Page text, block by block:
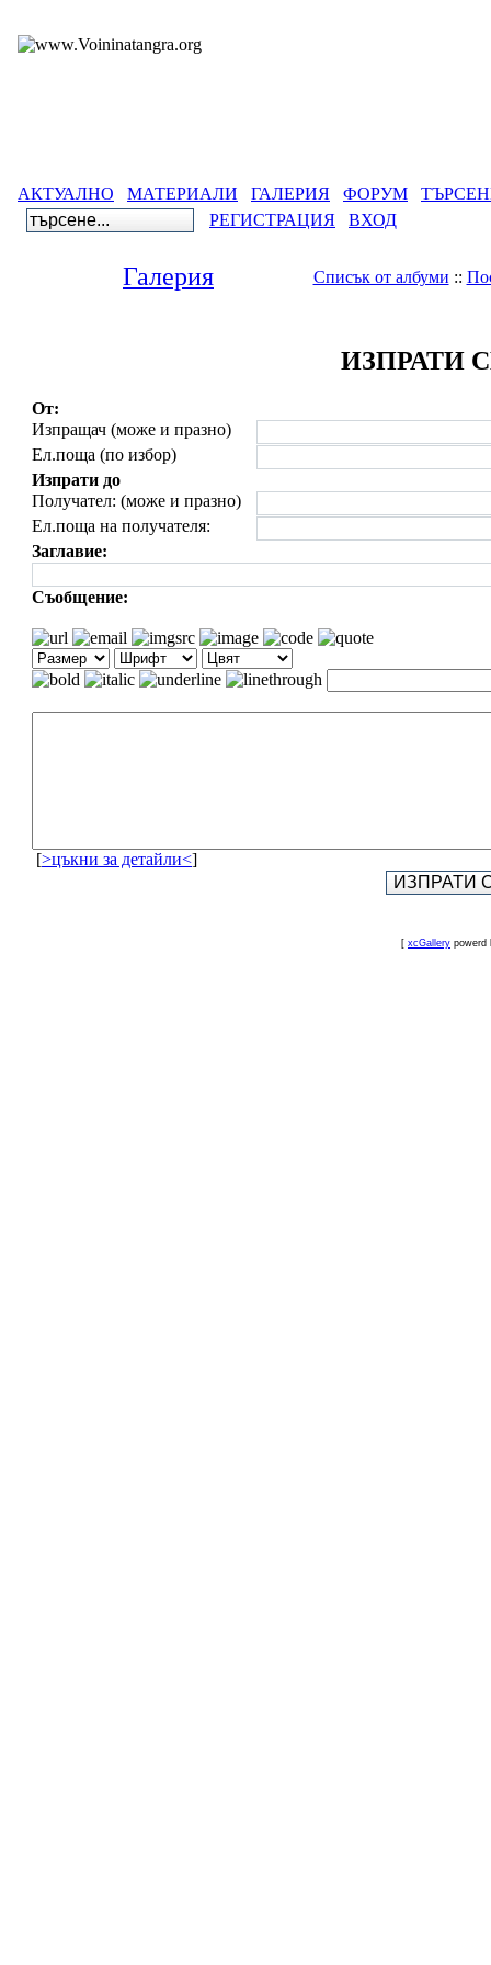
АКТУАЛНО МАТЕРИАЛИ ГАЛЕРИЯ ФОРУМ
РЕГИСТРАЦИЯ
ВХОД
Галерия Списък от албуми ::
ИЗПРАТИ
От:
Изпращач (може и празно)
Ел.поща (по избор)
Изпрати до
Получател: (може и празно)
Ел.поща на получателя:
Заглавие:
Съобщение:
[>цъкни за детайли<]
[ xcGallery